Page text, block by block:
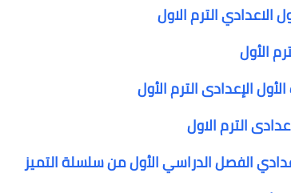
الترم الاول
الأول
الإعدادى الترم الأول
الترم الاول
الفصل الدراسي الأول من سلسلة التميز